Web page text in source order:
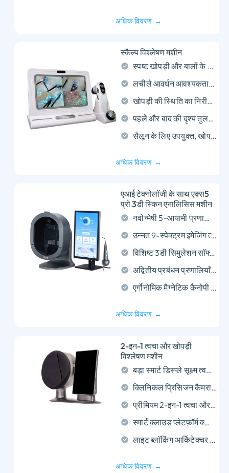
अधिक विवरण →
स्कैल्प विश्लेषण मशीन
स्पष्ट खोपड़ी और बालों के विश्लेषण के लिए इसमें 11 इंच का डिस्प्ले है.
लचीले आवर्धन आवश्यकताओं के लिए 50X और 200X लेंस शामिल हैं.
खोपड़ी की स्थिति का निरीक्षण करने में मदद करता है, बालों के रोम, और सतह की त्वचा का विवरण.
पहले और बाद की दृश्य तुलना के साथ आसान ग्राहक परामर्श का समर्थन करता है.
सैलून के लिए उपयुक्त, खोपड़ी केंद्र, और पेशेवर बालों की देखभाल का उपयोग.
अधिक विवरण →
एआई टेक्नोलॉजी के साथ एक्स5
प्रो 3डी स्किन एनालिसिस मशीन
नवोन्मेषी 5-आयामी प्रणाली चेहरे और खोपड़ी के स्वास्थ्य का व्यापक विश्लेषण करती है
उन्नत 9-स्पेक्ट्रम इमेजिंग त्वचा की डर्मिस परत में गहराई से प्रवेश करती है
विशिष्ट 3डी सिमुलेशन सॉफ्टवेयर 360-डिग्री स्थानीयकृत समस्या प्रवर्धन को सक्षम बनाता है
अद्वितीय प्रबंधन प्रणालियाँ जीवनशैली कारकों को त्वचा की स्थितियों से जोड़ती हैं
एर्गोनोमिक मैग्नेटिक कैनोपी और एडजस्टेबल चिन रेस्ट आराम सुनिश्चित करते हैं
अधिक विवरण →
2-इन-1 त्वचा और खोपड़ी
विश्लेषण मशीन
बड़ा स्मार्ट डिस्प्ले सूक्ष्म त्वचा स्थितियों की कल्पना करता है
क्लिनिकल प्रिसिजन कैमरा चेहरे का सटीक विवरण कैप्चर करता है
प्रीमियम 2-इन-1 त्वचा और खोपड़ी विश्लेषण मशीन
स्मार्ट क्लाउड प्लेटफ़ॉर्म क्लाइंट डायग्नोस्टिक रिकॉर्ड का प्रबंधन करता है
लाइट ब्लॉकिंग आर्किटेक्चर सटीक एआई डायग्नोस्टिक्स सुनिश्चित करता है
अधिक विवरण →